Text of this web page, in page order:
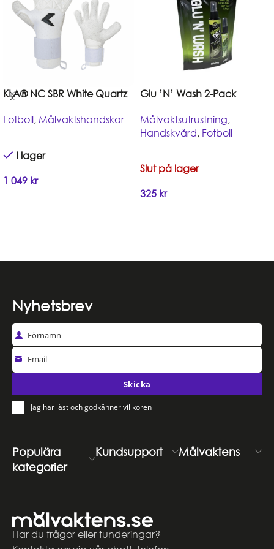
KLA® NC SBR White Quartz
Fotboll, Målvaktshandskar
I lager
1 049 kr
Glu ’N’ Wash 2-Pack
Målvaktsutrustning,
Handskvård, Fotboll
Slut på lager
325 kr
Har du frågor eller funderingar?
Populära
kategorier
Kundsupport Målvaktens
Nyhetsbrev
Förnamn
Email
Skicka
Jag har läst och godkänner villkoren